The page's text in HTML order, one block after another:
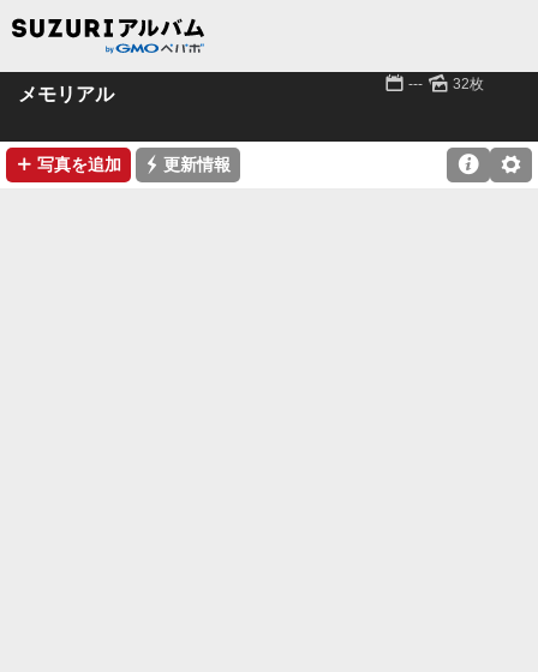
メモリアル 📅 --- 🌄 32枚
➕ 写真を追加 ⚡ 更新情報 ⚙
